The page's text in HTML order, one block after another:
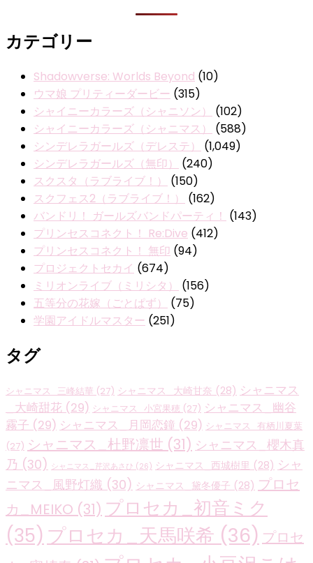
カテゴリー
Shadowverse: Worlds Beyond (10)
ウマ娘 プリティーダービー (315)
シャイニーカラーズ（シャニソン）
(102)
シャイニーカラーズ（シャニマス）
(588)
シンデレラガールズ（デレステ）
(1,049)
シンデレラガールズ（無印）
(240)
スクスタ（ラブライブ！）
(150)
スクフェス2（ラブライブ！）
(162)
バンドリ！ ガールズバンドパーティ！ (143)
プリンセスコネクト！ Re:Dive (412)
プリンセスコネクト！ 無印 (94)
プロジェクトセカイ (674)
ミリオンライブ（ミリシタ）
(156)
五等分の花嫁（ごとぱず）
(75)
学園アイドルマスター (251)
タグ
シャニマス_三峰結華 (27) シャニマス_大崎甘奈 (28) シャニマス
_大崎甜花 (29) シャニマス_小宮果穂 (27) シャニマス_幽谷
霧子 (29) シャニマス_月岡恋鐘 (29) シャニマス_有栖川夏葉
(27) シャニマス_杜野凛世 (31) シャニマス_櫻木真
乃 (30) シャニマス_芹沢あさひ (26) シャニマス_西城樹里 (28) シャ
ニマス_風野灯織 (30) シャニマス_黛冬優子 (28) プロセ
カ_MEIKO (31) プロセカ_初音ミク
(35) プロセカ_天馬咲希 (36) プロセ